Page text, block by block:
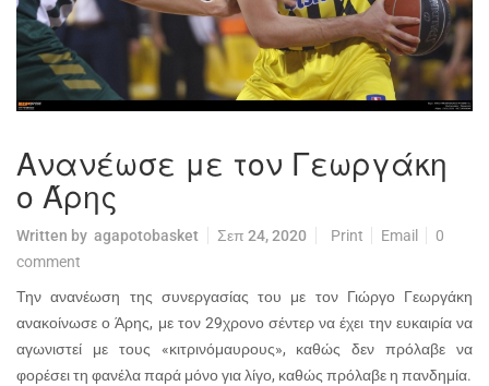
Ανανέωσε με τον Γεωργάκη
ο Άρης
Written by agapotobasket Σεπ 24, 2020 Print Email
0
comment
Την ανανέωση της συνεργασίας του με τον Γιώργο Γεωργάκη
ανακοίνωσε ο Άρης, με τον 29χρονο σέντερ να έχει την ευκαιρία να
αγωνιστεί με τους «κιτρινόμαυρους», καθώς δεν πρόλαβε να
φορέσει τη φανέλα παρά μόνο για λίγο, καθώς πρόλαβε η πανδημία.